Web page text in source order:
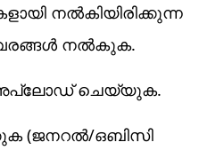
നൽകിയിരിക്കുന്ന
നൽകുക.
ചെയ്യുക.
(ജനറൽ/ഒബിസി